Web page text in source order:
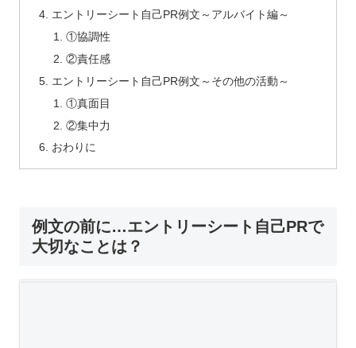
エントリーシート自己PR例文～アルバイト編～
①協調性
②責任感
エントリーシート自己PR例文～その他の活動～
①真面目
②集中力
おわりに
例文の前に…エントリーシート自己PRで
大切なことは？